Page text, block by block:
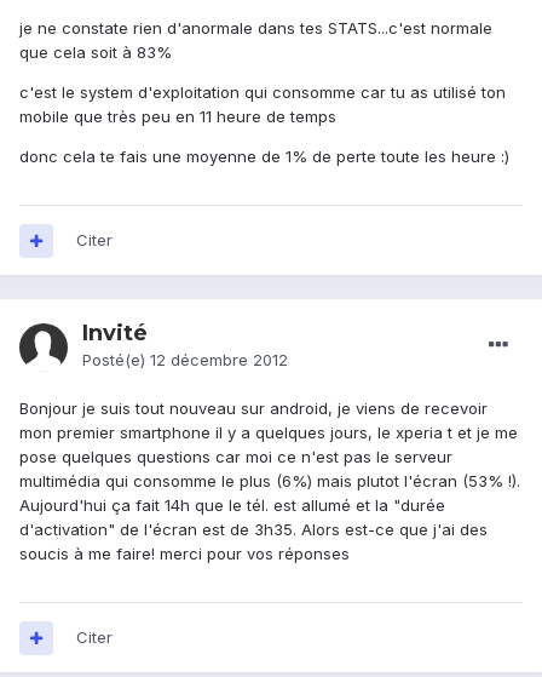
je ne constate rien d'anormale dans tes STATS...c'est normale
que cela soit à 83%
c'est le system d'exploitation qui consomme car tu as utilisé ton
mobile que très peu en 11 heure de temps
donc cela te fais une moyenne de 1% de perte toute les heure :)
Citer
Invité
Posté(e) 12 décembre 2012
Bonjour je suis tout nouveau sur android, je viens de recevoir
mon premier smartphone il y a quelques jours, le xperia t et je me
pose quelques questions car moi ce n'est pas le serveur
multimédia qui consomme le plus (6%) mais plutot l'écran (53% !).
Aujourd'hui ça fait 14h que le tél. est allumé et la "durée
d'activation" de l'écran est de 3h35. Alors est-ce que j'ai des
soucis à me faire! merci pour vos réponses
Citer